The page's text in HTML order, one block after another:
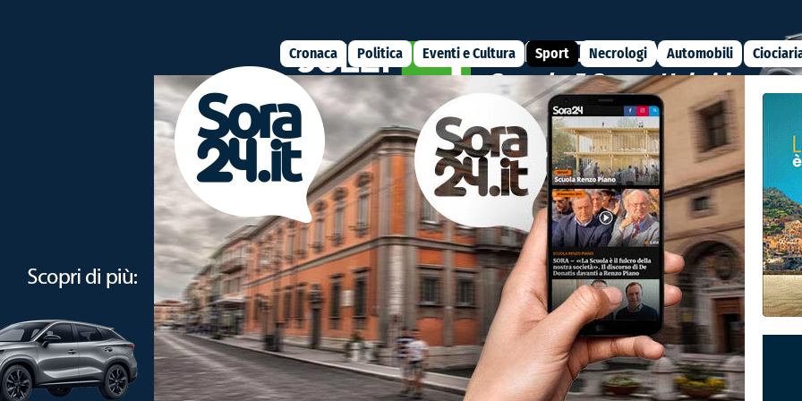
Cronaca Politica Eventi e Cultura Sport Necrologi Automobili